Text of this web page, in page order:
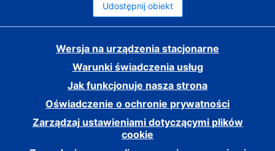
Udostępnij obiekt
Wersja na urządzenia stacjonarne
Warunki świadczenia usług
Jak funkcjonuje nasza strona
Oświadczenie o ochronie prywatności
Zarządzaj ustawieniami dotyczącymi plików
cookie